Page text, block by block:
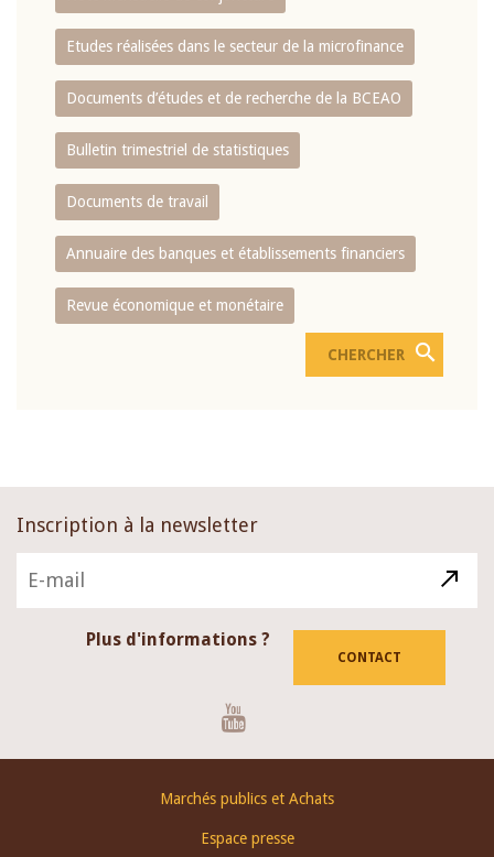
Etudes réalisées dans le secteur de la microfinance
Documents d’études et de recherche de la BCEAO
Bulletin trimestriel de statistiques
Documents de travail
Annuaire des banques et établissements financiers
Revue économique et monétaire
Inscription à la newsletter
Plus d'informations ?
CONTACT
Marchés publics et Achats
Espace presse